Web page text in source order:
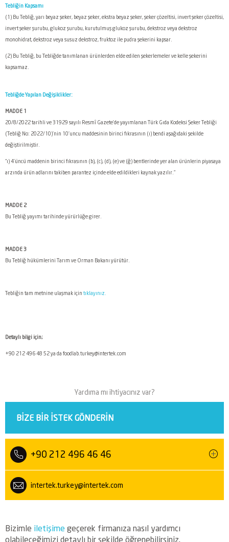
Tebliğin Kapsamı
(1) Bu Tebliğ, yarı beyaz şeker, beyaz şeker, ekstra beyaz şeker, şeker çözeltisi, invert şeker çözeltisi,
invert şeker şurubu, glukoz şurubu, kurutulmuş glukoz şurubu, dekstroz veya dekstroz
monohidrat, dekstroz veya susuz dekstroz, fruktoz ile pudra şekerini kapsar.
(2) Bu Tebliğ, bu Tebliğde tanımlanan ürünlerden elde edilen şekerlemeler ve kelle şekerini
kapsamaz.
Tebliğde Yapılan Değişiklikler:
MADDE 1
20/8/2022 tarihli ve 31929 sayılı Resmî Gazete’de yayımlanan Türk Gıda Kodeksi Şeker Tebliği
(Tebliğ No: 2022/10)’nin 10’uncu maddesinin birinci fıkrasının (ı) bendi aşağıdaki şekilde
değiştirilmiştir.
“ı) 4’üncü maddenin birinci fıkrasının (b), (c), (d), (e) ve (ğ) bentlerinde yer alan ürünlerin piyasaya
arzında ürün adlarını takiben parantez içinde elde edildikleri kaynak yazılır.”
MADDE 2
Bu Tebliğ yayımı tarihinde yürürlüğe girer.
MADDE 3
Bu Tebliğ hükümlerini Tarım ve Orman Bakanı yürütür.
Tebliğin tam metnine ulaşmak için tıklayınız.
Detaylı bilgi için;
+90 212 496 48 52 ya da foodlab.turkey@intertek.com
Yardıma mı ihtiyacınız var?
BIZE BIR ISTEK GÖNDERIN
+90 212 496 46 46
intertek.turkey@intertek.com
Bizimle iletişime geçerek firmanıza nasıl yardımcı
olabileceğimizi detaylı bir şekilde öğrenebilirsiniz.